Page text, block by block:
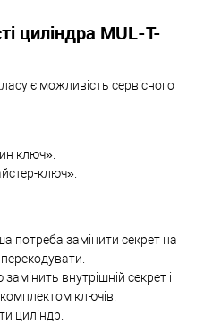
циліндра MUL-T-
є можливість сервісного
ключ».
ключ».
потреба замінити секрет на
внутрішній секрет і
ключів.
циліндр.